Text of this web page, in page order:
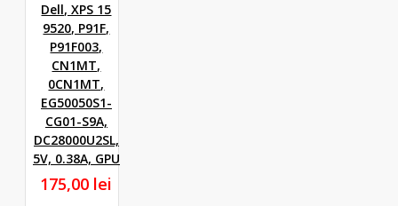
Dell, XPS 15
9520, P91F,
P91F003,
CN1MT,
0CN1MT,
EG50050S1-
CG01-S9A,
DC28000U2SL,
5V, 0.38A, GPU
175,00 lei